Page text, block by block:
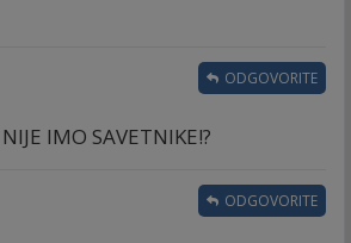
IMO SAVETNIKE!?
ODGOVORITE
ODGOVORITE